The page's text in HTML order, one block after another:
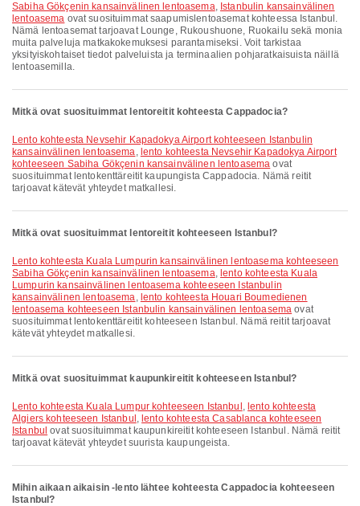
Sabiha Gökçenin kansainvälinen lentoasema, Istanbulin kansainvälinen
lentoasema ovat suosituimmat saapumislentoasemat kohteessa Istanbul.
Nämä lentoasemat tarjoavat Lounge, Rukoushuone, Ruokailu sekä monia
muita palveluja matkakokemuksesi parantamiseksi. Voit tarkistaa
yksityiskohtaiset tiedot palveluista ja terminaalien pohjaratkaisuista näillä
lentoasemilla.
Mitkä ovat suosituimmat lentoreitit kohteesta Cappadocia?
lento kohteesta Nevsehir Kapadokya Airport kohteeseen Istanbulin
kansainvälinen lentoasema, lento kohteesta Nevsehir Kapadokya Airport
kohteeseen Sabiha Gökçenin kansainvälinen lentoasema ovat
suosituimmat lentokenttäreitit kaupungista Cappadocia. Nämä reitit
tarjoavat kätevät yhteydet matkallesi.
Mitkä ovat suosituimmat lentoreitit kohteeseen Istanbul?
lento kohteesta Kuala Lumpurin kansainvälinen lentoasema kohteeseen
Sabiha Gökçenin kansainvälinen lentoasema, lento kohteesta Kuala
Lumpurin kansainvälinen lentoasema kohteeseen Istanbulin
kansainvälinen lentoasema, lento kohteesta Houari Boumedienen
lentoasema kohteeseen Istanbulin kansainvälinen lentoasema ovat
suosituimmat lentokenttäreitit kohteeseen Istanbul. Nämä reitit tarjoavat
kätevät yhteydet matkallesi.
Mitkä ovat suosituimmat kaupunkireitit kohteeseen Istanbul?
lento kohteesta Kuala Lumpur kohteeseen Istanbul , lento kohteesta
Algiers kohteeseen Istanbul , lento kohteesta Casablanca kohteeseen
Istanbul ovat suosituimmat kaupunkireitit kohteeseen Istanbul. Nämä reitit
tarjoavat kätevät yhteydet suurista kaupungeista.
Mihin aikaan aikaisin -lento lähtee kohteesta Cappadocia kohteeseen
Istanbul?